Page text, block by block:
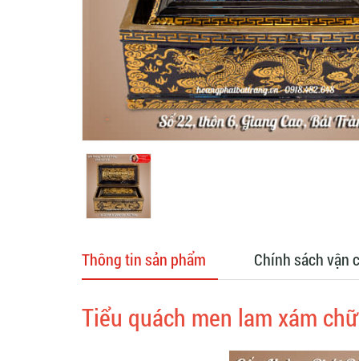
Thông tin sản phẩm Chính sách vận
Tiểu quách men lam xám